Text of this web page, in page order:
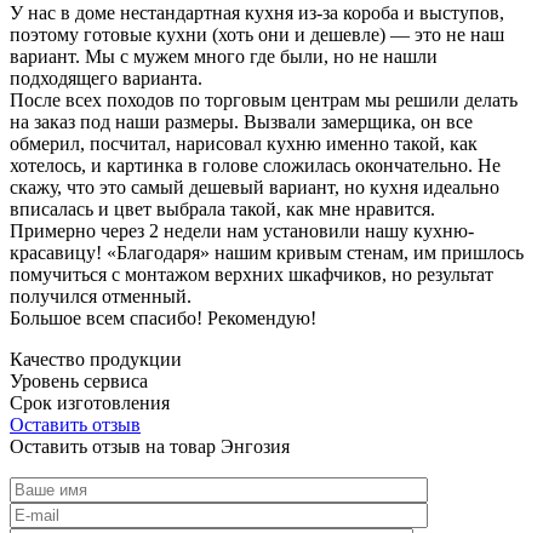
У нас в доме нестандартная кухня из-за короба и выступов,
поэтому готовые кухни (хоть они и дешевле) — это не наш
вариант. Мы с мужем много где были, но не нашли
подходящего варианта.
После всех походов по торговым центрам мы решили делать
на заказ под наши размеры. Вызвали замерщика, он все
обмерил, посчитал, нарисовал кухню именно такой, как
хотелось, и картинка в голове сложилась окончательно. Не
скажу, что это самый дешевый вариант, но кухня идеально
вписалась и цвет выбрала такой, как мне нравится.
Примерно через 2 недели нам установили нашу кухню-
красавицу! «Благодаря» нашим кривым стенам, им пришлось
помучиться с монтажом верхних шкафчиков, но результат
получился отменный.
Большое всем спасибо! Рекомендую!
Качество продукции
Уровень сервиса
Срок изготовления
Оставить отзыв
Оставить отзыв на товар Энгозия